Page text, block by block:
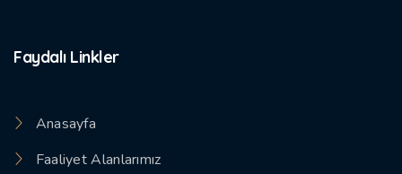
Faydalı Linkler
Anasayfa
Faaliyet Alanlarımız